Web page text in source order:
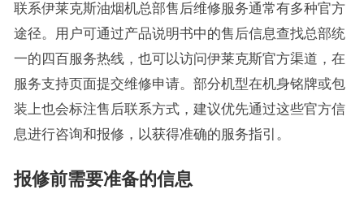
联系伊莱克斯油烟机总部售后维修服务通常有多种官方
途径。用户可通过产品说明书中的售后信息查找总部统
一的四百服务热线，也可以访问伊莱克斯官方渠道，在
服务支持页面提交维修申请。部分机型在机身铭牌或包
装上也会标注售后联系方式，建议优先通过这些官方信
息进行咨询和报修，以获得准确的服务指引。
报修前需要准备的信息